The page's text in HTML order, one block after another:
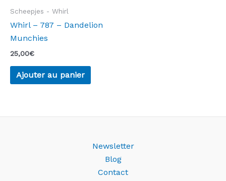
Scheepjes - Whirl
Whirl – 787 – Dandelion
Munchies
25,00€
Ajouter au panier
Newsletter
Blog
Contact